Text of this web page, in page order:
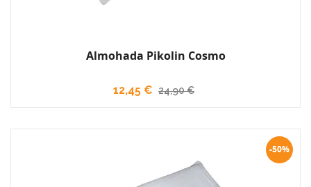
Almohada Pikolin Cosmo
12,45 € 24,90 €
-50%